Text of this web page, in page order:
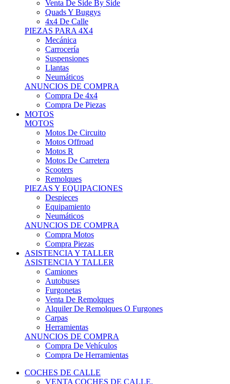
Motos R
Motos De Carretera
Scooters
Remolques
PIEZAS Y EQUIPACIONES
Despieces
Equipamiento
Neumáticos
ANUNCIOS DE COMPRA
Compra Motos
Compra Piezas
ASISTENCIA Y TALLER
ASISTENCIA Y TALLER
Camiones
Autobuses
Furgonetas
Venta De Remolques
Alquiler De Remolques O Furgones
Carpas
Herramientas
ANUNCIOS DE COMPRA
Compra De Vehículos
Compra De Herramientas
COCHES DE CALLE
VENTA COCHES DE CALLE.
COMPRA COCHES
SINIESTROS DE COCHES
EL BAÚL DE LOS RECUERDOS
FOROS DE OPINIÓN
FORO GENERAL
WRC
ERC
CERA
CERT - CERTT
CET / CER
FORO TÉCNICO
PRUEBAS DE VEHÍCULOS DE CALLE.
VIDEOS DE RALLY.
A CONTRATRAMO
TIENDA ONLINE